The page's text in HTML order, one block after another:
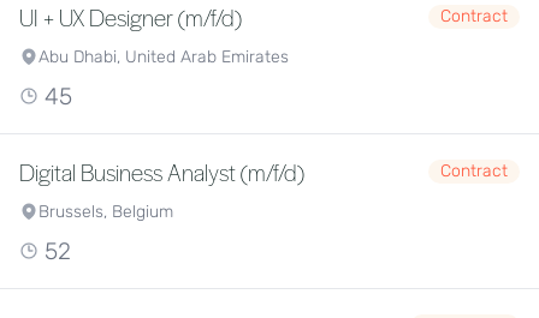
UI + UX Designer (m/f/d)
Contract
Abu Dhabi, United Arab Emirates
45
Digital Business Analyst (m/f/d)
Contract
Brussels, Belgium
52